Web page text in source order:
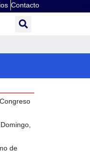
Contacto
de